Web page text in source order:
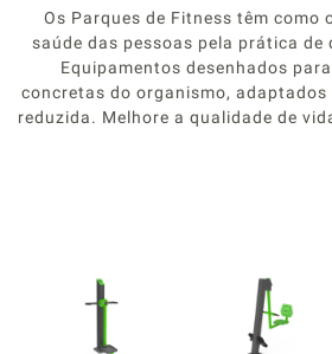
Os Parques de Fitness têm como
saúde das pessoas pela prática de
Equipamentos desenhados
concretas do organismo, adaptados
reduzida. Melhore a qualidade de